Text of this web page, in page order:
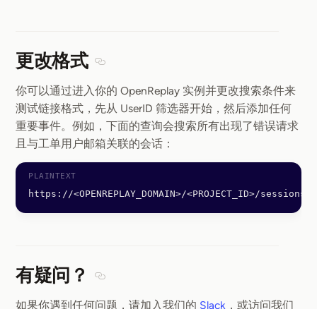
更改格式
你可以通过进入你的 OpenReplay 实例并更改搜索条件来
测试链接格式，先从 UserID 筛选器开始，然后添加任何
重要事件。例如，下面的查询会搜索所有出现了错误请求
且与工单用户邮箱关联的会话：
https://<OPENREPLAY_DOMAIN>/<PROJECT_ID>/
有疑问？
如果你遇到任何问题，请加入我们的 Slack ，或访问我们